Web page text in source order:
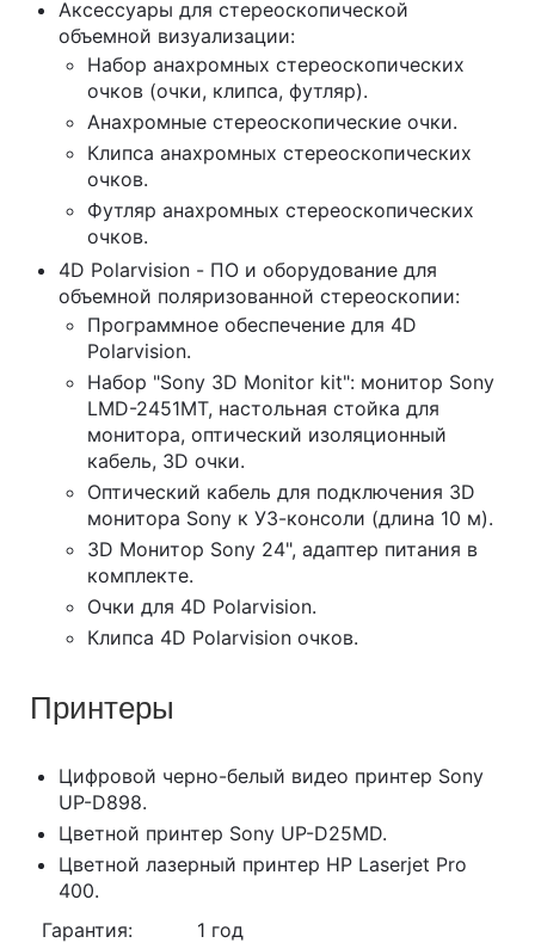
Аксессуары для стереоскопической
объемной визуализации:
Набор анахромных стереоскопических
очков (очки, клипса, футляр).
Анахромные стереоскопические очки.
Клипса анахромных стереоскопических
очков.
Футляр анахромных стереоскопических
очков.
4D Polarvision - ПО и оборудование для
объемной поляризованной стереоскопии:
Программное обеспечение для 4D
Polarvision.
Набор "Sony 3D Monitor kit": монитор Sony
LMD-2451MT, настольная стойка для
монитора, оптический изоляционный
кабель, 3D очки.
Оптический кабель для подключения 3D
монитора Sony к УЗ-консоли (длина 10 м).
3D Монитор Sony 24", адаптер питания в
комплекте.
Очки для 4D Polarvision.
Клипса 4D Polarvision очков.
Принтеры
Цифровой черно-белый видео принтер Sony
UP-D898.
Цветной принтер Sony UP-D25MD.
Цветной лазерный принтер HP Laserjet Pro
400.
Гарантия:
1 год